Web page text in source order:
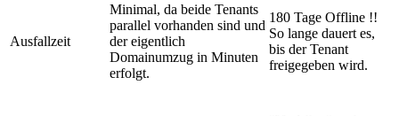
Ausfallzeit
Minimal, da beide Tenants
parallel vorhanden sind und
der eigentlich
Domainumzug in Minuten
erfolgt.
180 Tage Offline !!
So lange dauert es,
bis der Tenant
freigegeben wird.